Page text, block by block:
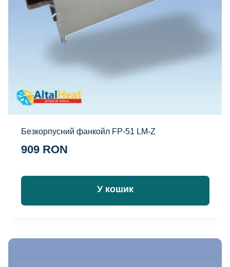
Безкорпусний фанкойл FP-51 LM-Z
909 RON
У кошик